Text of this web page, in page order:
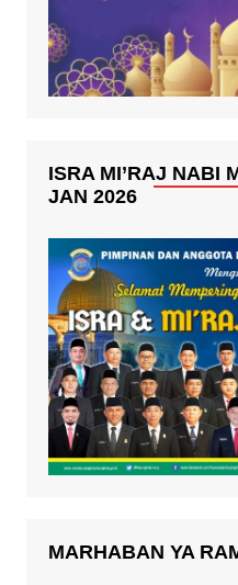
ISRA MI’RAJ NABI
JAN 2026
MARHABAN YA